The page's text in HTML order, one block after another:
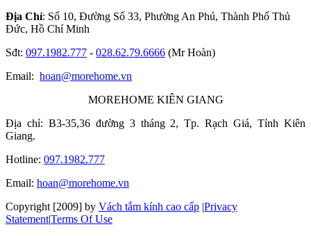
Địa Chỉ: Số 10, Đường Số 33, Phường An Phú, Thành Phố Thủ
Đức, Hồ Chí Minh
Sđt: 097.1982.777 - 028.62.79.6666 (Mr Hoàn)
Email: hoan@morehome.vn
MOREHOME KIÊN GIANG
Địa chỉ: B3-35,36 đường 3 tháng 2, Tp. Rạch Giá, Tỉnh Kiên
Giang.
Hotline: 097.1982.777
Email: hoan@morehome.vn
Copyright [2009] by Vách tắm kính cao cấp |Privacy
Statement|Terms Of Use